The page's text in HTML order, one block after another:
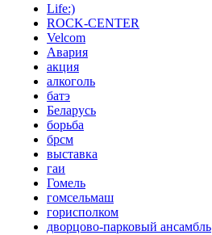
Life:)
ROCK-CENTER
Velcom
Авария
акция
алкоголь
батэ
Беларусь
борьба
брсм
выставка
гаи
Гомель
гомсельмаш
горисполком
дворцово-парковый ансамбль